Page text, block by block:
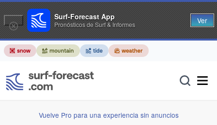
Vuelve Pro para una experiencia sin anuncios
Surf-Forecast App
Pronósticos de Surf & Informes Ver